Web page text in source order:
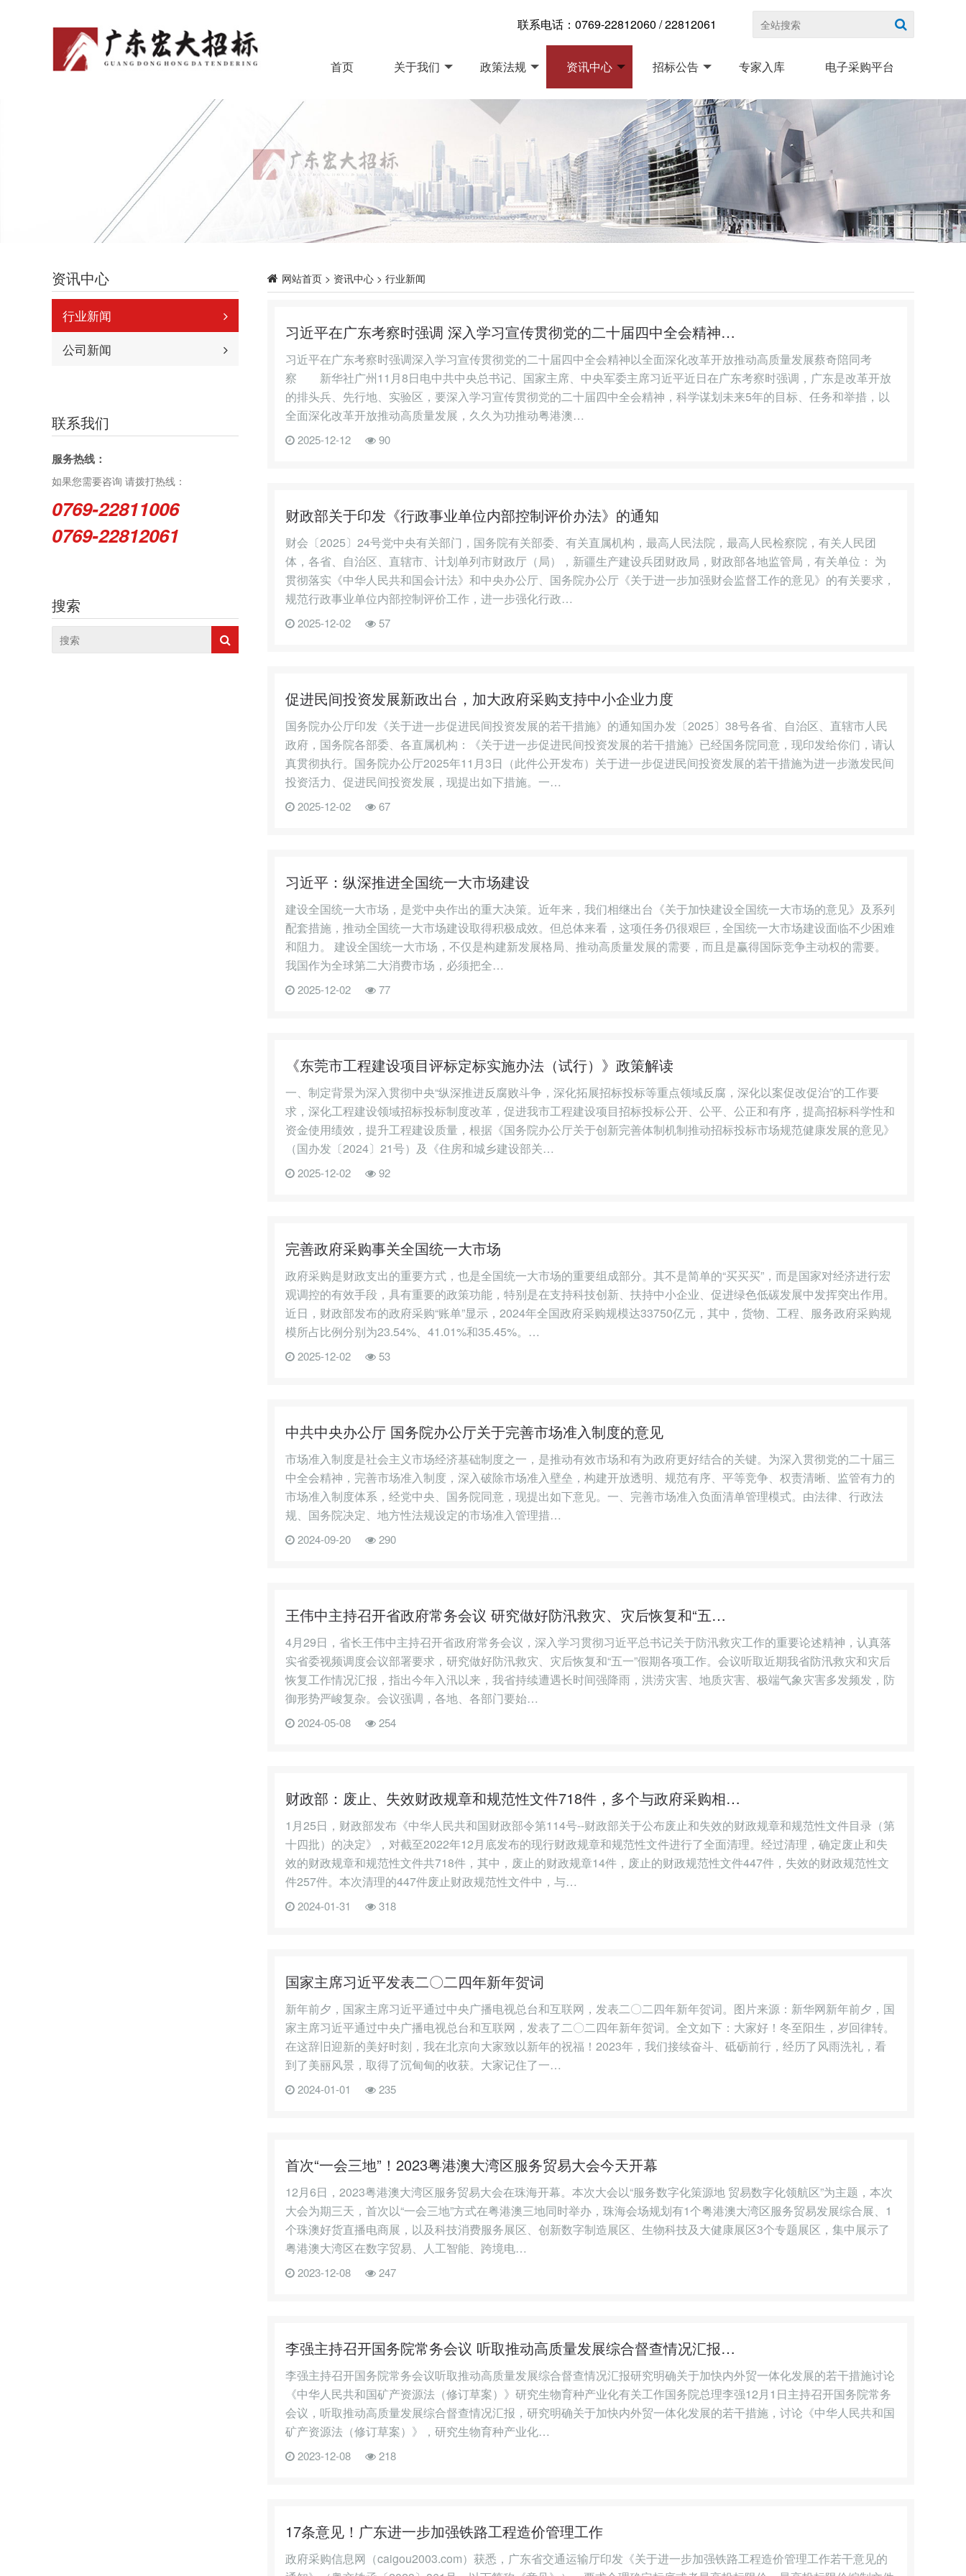
联系电话：0769-22812060 / 22812061
首页 关于我们 政策法规 资讯中心 招标公告 专家入库 电子采购平台
资讯中心
行业新闻
公司新闻
联系我们
服务热线：
如果您需要咨询 请拨打热线：
0769-22811006
0769-22812061
搜索
网站首页 > 资讯中心 > 行业新闻
习近平在广东考察时强调 深入学习宣传贯彻党的二十届四中全会精神…
习近平在广东考察时强调深入学习宣传贯彻党的二十届四中全会精神以全面深化改革开放推动高质量发展蔡奇陪同考
察 新华社广州11月8日电中共中央总书记、国家主席、中央军委主席习近平近日在广东考察时强调，广东是改革开放
的排头兵、先行地、实验区，要深入学习宣传贯彻党的二十届四中全会精神，科学谋划未来5年的目标、任务和举措，以
全面深化改革开放推动高质量发展，久久为功推动粤港澳…
2025-12-12 90
财政部关于印发《行政事业单位内部控制评价办法》的通知
财会〔2025〕24号党中央有关部门，国务院有关部委、有关直属机构，最高人民法院，最高人民检察院，有关人民团
体，各省、自治区、直辖市、计划单列市财政厅（局），新疆生产建设兵团财政局，财政部各地监管局，有关单位： 为
贯彻落实《中华人民共和国会计法》和中央办公厅、国务院办公厅《关于进一步加强财会监督工作的意见》的有关要求，
规范行政事业单位内部控制评价工作，进一步强化行政…
2025-12-02 57
促进民间投资发展新政出台，加大政府采购支持中小企业力度
国务院办公厅印发《关于进一步促进民间投资发展的若干措施》的通知国办发〔2025〕38号各省、自治区、直辖市人民
政府，国务院各部委、各直属机构：《关于进一步促进民间投资发展的若干措施》已经国务院同意，现印发给你们，请认
真贯彻执行。国务院办公厅2025年11月3日（此件公开发布）关于进一步促进民间投资发展的若干措施为进一步激发民间
投资活力、促进民间投资发展，现提出如下措施。一…
2025-12-02 67
习近平：纵深推进全国统一大市场建设
建设全国统一大市场，是党中央作出的重大决策。近年来，我们相继出台《关于加快建设全国统一大市场的意见》及系列
配套措施，推动全国统一大市场建设取得积极成效。但总体来看，这项任务仍很艰巨，全国统一大市场建设面临不少困难
和阻力。 建设全国统一大市场，不仅是构建新发展格局、推动高质量发展的需要，而且是赢得国际竞争主动权的需要。
我国作为全球第二大消费市场，必须把全…
2025-12-02 77
《东莞市工程建设项目评标定标实施办法（试行）》政策解读
一、制定背景为深入贯彻中央“纵深推进反腐败斗争，深化拓展招标投标等重点领域反腐，深化以案促改促治”的工作要
求，深化工程建设领域招标投标制度改革，促进我市工程建设项目招标投标公开、公平、公正和有序，提高招标科学性和
资金使用绩效，提升工程建设质量，根据《国务院办公厅关于创新完善体制机制推动招标投标市场规范健康发展的意见》
（国办发〔2024〕21号）及《住房和城乡建设部关…
2025-12-02 92
完善政府采购事关全国统一大市场
政府采购是财政支出的重要方式，也是全国统一大市场的重要组成部分。其不是简单的“买买买”，而是国家对经济进行宏
观调控的有效手段，具有重要的政策功能，特别是在支持科技创新、扶持中小企业、促进绿色低碳发展中发挥突出作用。
近日，财政部发布的政府采购“账单”显示，2024年全国政府采购规模达33750亿元，其中，货物、工程、服务政府采购规
模所占比例分别为23.54%、41.01%和35.45%。…
2025-12-02 53
中共中央办公厅 国务院办公厅关于完善市场准入制度的意见
市场准入制度是社会主义市场经济基础制度之一，是推动有效市场和有为政府更好结合的关键。为深入贯彻党的二十届三
中全会精神，完善市场准入制度，深入破除市场准入壁垒，构建开放透明、规范有序、平等竞争、权责清晰、监管有力的
市场准入制度体系，经党中央、国务院同意，现提出如下意见。一、完善市场准入负面清单管理模式。由法律、行政法
规、国务院决定、地方性法规设定的市场准入管理措…
2024-09-20 290
王伟中主持召开省政府常务会议 研究做好防汛救灾、灾后恢复和“五…
4月29日，省长王伟中主持召开省政府常务会议，深入学习贯彻习近平总书记关于防汛救灾工作的重要论述精神，认真落
实省委视频调度会议部署要求，研究做好防汛救灾、灾后恢复和“五一”假期各项工作。会议听取近期我省防汛救灾和灾后
恢复工作情况汇报，指出今年入汛以来，我省持续遭遇长时间强降雨，洪涝灾害、地质灾害、极端气象灾害多发频发，防
御形势严峻复杂。会议强调，各地、各部门要始…
2024-05-08 254
财政部：废止、失效财政规章和规范性文件718件，多个与政府采购相…
1月25日，财政部发布《中华人民共和国财政部令第114号--财政部关于公布废止和失效的财政规章和规范性文件目录（第
十四批）的决定》，对截至2022年12月底发布的现行财政规章和规范性文件进行了全面清理。经过清理，确定废止和失
效的财政规章和规范性文件共718件，其中，废止的财政规章14件，废止的财政规范性文件447件，失效的财政规范性文
件257件。本次清理的447件废止财政规范性文件中，与…
2024-01-31 318
国家主席习近平发表二〇二四年新年贺词
新年前夕，国家主席习近平通过中央广播电视总台和互联网，发表二〇二四年新年贺词。图片来源：新华网新年前夕，国
家主席习近平通过中央广播电视总台和互联网，发表了二〇二四年新年贺词。全文如下：大家好！冬至阳生，岁回律转。
在这辞旧迎新的美好时刻，我在北京向大家致以新年的祝福！2023年，我们接续奋斗、砥砺前行，经历了风雨洗礼，看
到了美丽风景，取得了沉甸甸的收获。大家记住了一…
2024-01-01 235
首次“一会三地”！2023粤港澳大湾区服务贸易大会今天开幕
12月6日，2023粤港澳大湾区服务贸易大会在珠海开幕。本次大会以“服务数字化策源地 贸易数字化领航区”为主题，本次
大会为期三天，首次以“一会三地”方式在粤港澳三地同时举办，珠海会场规划有1个粤港澳大湾区服务贸易发展综合展、1
个珠澳好货直播电商展，以及科技消费服务展区、创新数字制造展区、生物科技及大健康展区3个专题展区，集中展示了
粤港澳大湾区在数字贸易、人工智能、跨境电…
2023-12-08 247
李强主持召开国务院常务会议 听取推动高质量发展综合督查情况汇报…
李强主持召开国务院常务会议听取推动高质量发展综合督查情况汇报研究明确关于加快内外贸一体化发展的若干措施讨论
《中华人民共和国矿产资源法（修订草案）》研究生物育种产业化有关工作国务院总理李强12月1日主持召开国务院常务
会议，听取推动高质量发展综合督查情况汇报，研究明确关于加快内外贸一体化发展的若干措施，讨论《中华人民共和国
矿产资源法（修订草案）》，研究生物育种产业化…
2023-12-08 218
17条意见！广东进一步加强铁路工程造价管理工作
政府采购信息网（caigou2003.com）获悉，广东省交通运输厅印发《关于进一步加强铁路工程造价管理工作若干意见的